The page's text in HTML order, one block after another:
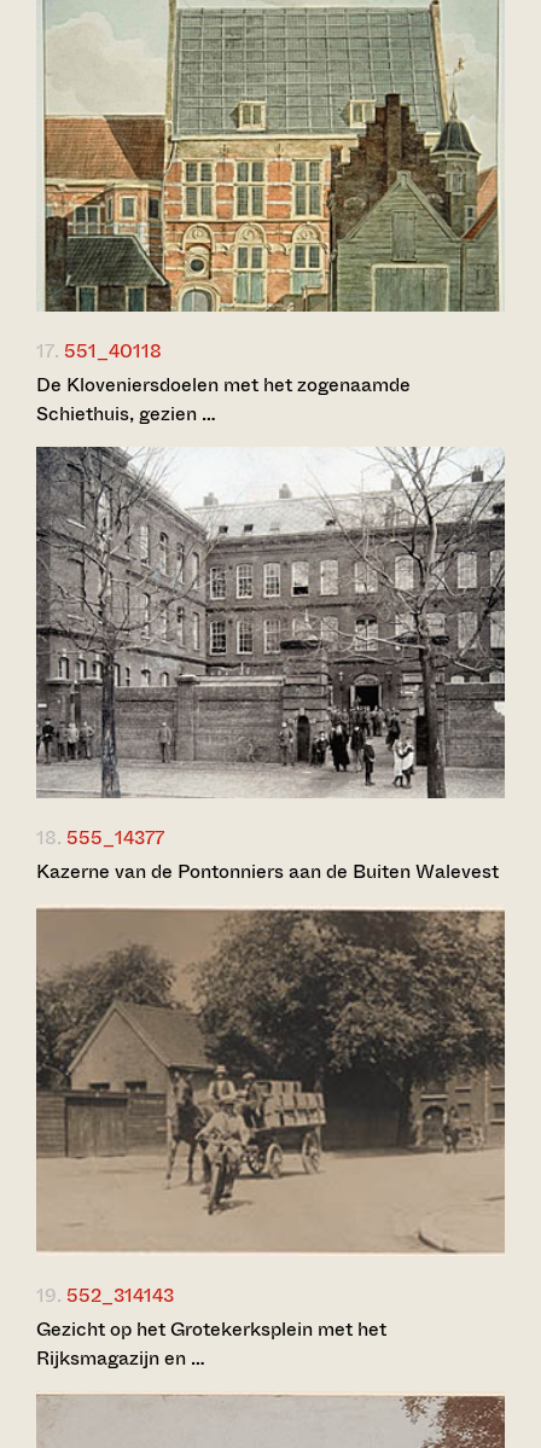
17. 551_40118
De Kloveniersdoelen met het zogenaamde
Schiethuis, gezien …
18. 555_14377
Kazerne van de Pontonniers aan de Buiten Walevest
19. 552_314143
Gezicht op het Grotekerksplein met het
Rijksmagazijn en …